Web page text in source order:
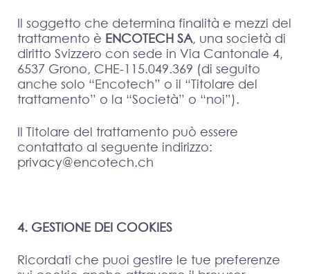
Il soggetto che determina finalità e mezzi del
trattamento è ENCOTECH SA, una società di
diritto Svizzero con sede in Via Cantonale 4,
6537 Grono, CHE-115.049.369 (di seguito
anche solo “Encotech” o il “Titolare del
trattamento” o la “Società” o “noi”).
Il Titolare del trattamento può essere
contattato al seguente indirizzo:
privacy@encotech.ch
4. GESTIONE DEI COOKIES
Ricordati che puoi gestire le tue preferenze